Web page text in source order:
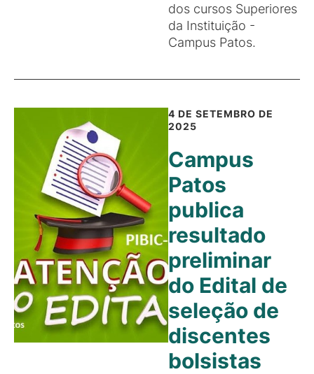
dos cursos Superiores
da Instituição -
Campus Patos.
4 DE SETEMBRO DE
2025
Campus
Patos
publica
resultado
preliminar
do Edital de
seleção de
discentes
bolsistas